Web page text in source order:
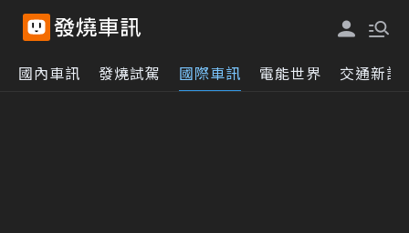
國內車訊 發燒試駕 國際車訊 電能世界 交通新訊